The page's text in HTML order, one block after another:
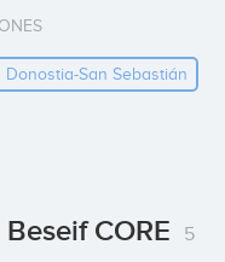
Donostia-San Sebastián
CORE 5